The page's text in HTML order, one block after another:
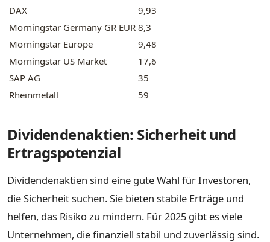
DAX
9,93
Morningstar Germany GR EUR 8,3
Morningstar Europe
9,48
Morningstar US Market
17,6
SAP AG
35
Rheinmetall
59
Dividendenaktien: Sicherheit und
Ertragspotenzial
Dividendenaktien sind eine gute Wahl für Investoren,
die Sicherheit suchen. Sie bieten stabile Erträge und
helfen, das Risiko zu mindern. Für 2025 gibt es viele
Unternehmen, die finanziell stabil und zuverlässig sind.